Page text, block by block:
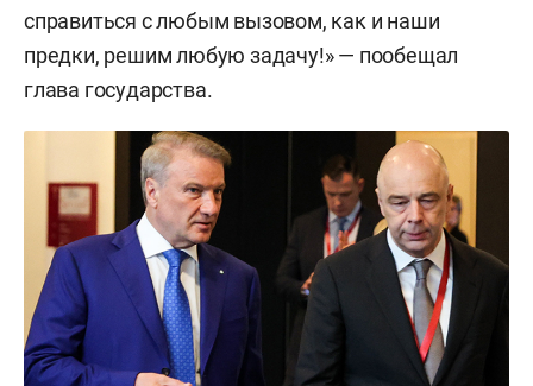
справиться с любым вызовом, как и наши
предки, решим любую задачу!» — пообещал
глава государства.